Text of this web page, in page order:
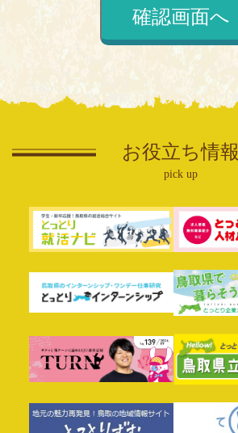
お役立ち情報
pick up